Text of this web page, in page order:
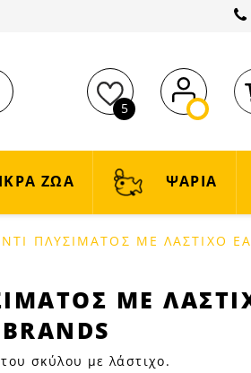
5
ΖΩΑ ΨΑΡΙΑ
ΠΛΥΣΙΜΑΤΟΣ ΜΕ ΛΑΣΤΙΧΟ
ΜΕ
σκύλου με λάστιχο.